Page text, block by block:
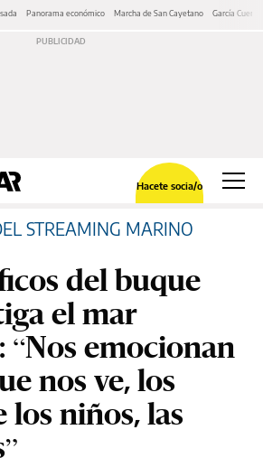
Panorama económico Marcha de San Cayetano García Cuerva
Hacete socia/o
STREAMING MARINO
del buque
el mar
emocionan
nos ve, los
los niños, las